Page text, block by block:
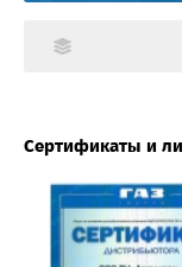
Сертификаты и